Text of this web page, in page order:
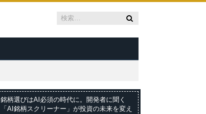
銘柄選びはAI必須の時代に。開発者に聞く
「AI銘柄スクリーナー」が投資の未来を変え